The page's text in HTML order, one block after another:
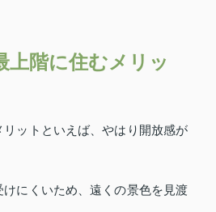
上階に住むメリッ
ットといえば、やはり開放感が
けにくいため、遠くの景色を見渡